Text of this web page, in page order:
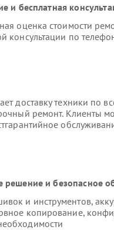
и бесплатная
оценка стоимости
консультации по
доставку техники по
ремонт. Клиенты
и безопасное
и инструментов,
копирование,